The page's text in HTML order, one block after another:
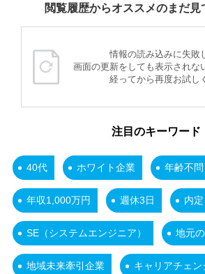
閲覧履歴からオススメのまだ見
情報の読み込みに失敗
画面の更新をしても表示されな
経ってから再度お試し
注目のキーワード
40代 ホワイト企業 年齢不問
年収1,000万円 週休3日 内
SE（システムエンジニア） 地元
地域未来牽引企業 キャリアチェン